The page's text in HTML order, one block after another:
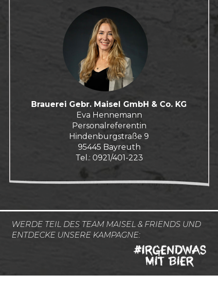
Brauerei Gebr. Maisel GmbH & Co. KG
Eva Hennemann
Personalreferentin
Hindenburgstraße 9
95445 Bayreuth
Tel.: 0921/401-223
WERDE TEIL DES TEAM MAISEL & FRIENDS UND
ENTDECKE UNSERE KAMPAGNE: